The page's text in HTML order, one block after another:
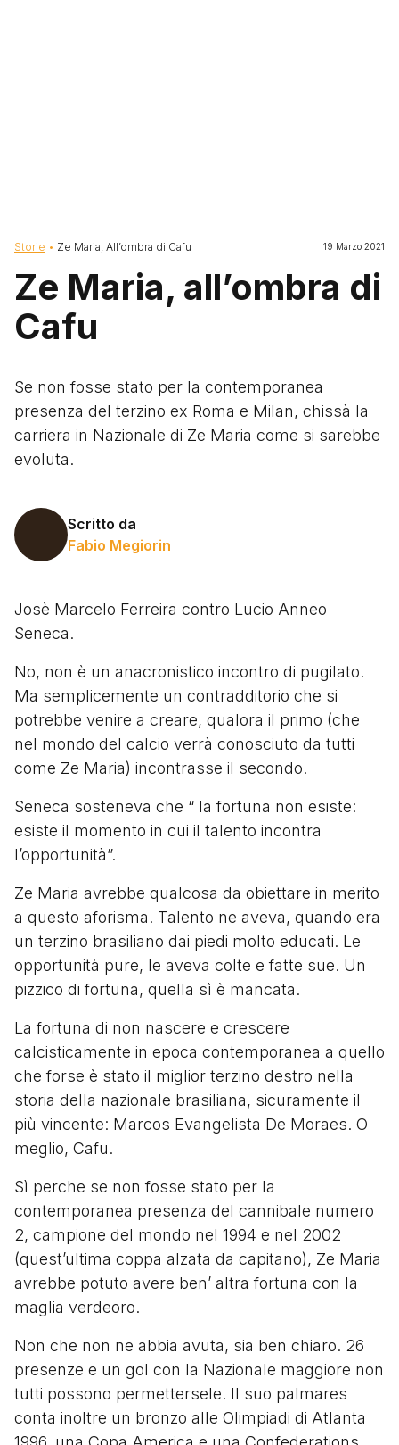
Briciole di pane
Storie Ze Maria, All’ombra di Cafu 19 Marzo 2021
Ze Maria, all’ombra di
Cafu
Se non fosse stato per la contemporanea
presenza del terzino ex Roma e Milan, chissà la
carriera in Nazionale di Ze Maria come si sarebbe
evoluta.
Scritto da
Fabio Megiorin
Josè Marcelo Ferreira contro Lucio Anneo
Seneca.
No, non è un anacronistico incontro di pugilato.
Ma semplicemente un contradditorio che si
potrebbe venire a creare, qualora il primo (che
nel mondo del calcio verrà conosciuto da tutti
come Ze Maria) incontrasse il secondo.
Seneca sosteneva che “ la fortuna non esiste:
esiste il momento in cui il talento incontra
l’opportunità”.
Ze Maria avrebbe qualcosa da obiettare in merito
a questo aforisma. Talento ne aveva, quando era
un terzino brasiliano dai piedi molto educati. Le
opportunità pure, le aveva colte e fatte sue. Un
pizzico di fortuna, quella sì è mancata.
La fortuna di non nascere e crescere
calcisticamente in epoca contemporanea a quello
che forse è stato il miglior terzino destro nella
storia della nazionale brasiliana, sicuramente il
più vincente: Marcos Evangelista De Moraes. O
meglio, Cafu.
Sì perche se non fosse stato per la
contemporanea presenza del cannibale numero
2, campione del mondo nel 1994 e nel 2002
(quest’ultima coppa alzata da capitano), Ze Maria
avrebbe potuto avere ben’ altra fortuna con la
maglia verdeoro.
Non che non ne abbia avuta, sia ben chiaro. 26
presenze e un gol con la Nazionale maggiore non
tutti possono permettersele. Il suo palmares
conta inoltre un bronzo alle Olimpiadi di Atlanta